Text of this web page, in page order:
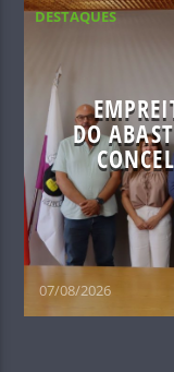
DESTAQUES
DO
07/08/2026